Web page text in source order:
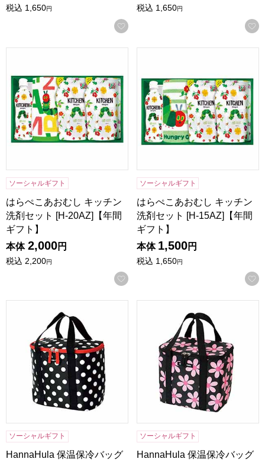
税込 1,650円
お気に入りに登録する
税込 1,650円
ソーシャルギフト
はらぺこあおむし キッチン
洗剤セット [H-20AZ]【年間
ギフト】
本体 2,000円
税込 2,200円
お気に入りに登録する
ソーシャルギフト
はらぺこあおむし キッチン
洗剤セット [H-15AZ]【年間
ギフト】
本体 1,500円
税込 1,650円
ソーシャルギフト
HannaHula 保温保冷バッグ
ソーシャルギフト
HannaHula 保温保冷バッグ